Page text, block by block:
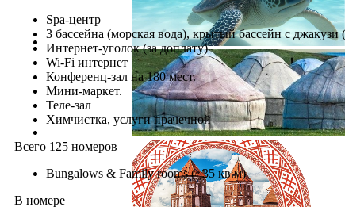
Spa-центр
3 бассейна (морская вода), крытый бассейн с джакузи
Интернет-уголок (за доплату)
Wi-Fi интернет
Конференц-зал на 180 мест.
Мини-маркет.
Теле-зал
Химчистка, услуги прачечной
Всего 125 номеров
Bungalows & Family rooms (~35 кв.м)
В номере